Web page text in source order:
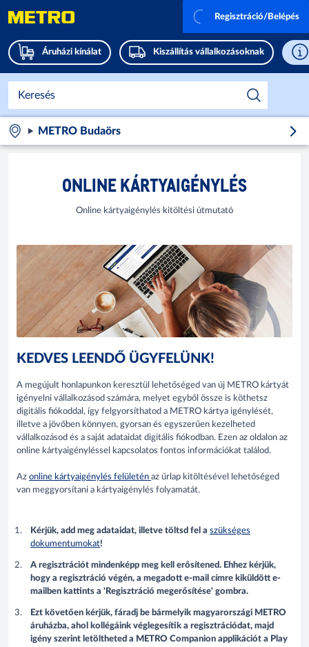
Áruházi kínálat Kiszállítás vállalkozásoknak
Regisztráció/Belépés
METRO Budaörs
ONLINE KÁRTYAIGÉNYLÉS
Online kártyaigénylés kitöltési útmutató
KEDVES LEENDŐ ÜGYFELÜNK!
A megújult honlapunkon keresztül lehetőséged van új METRO kártyát
igényelni vállalkozásod számára, melyet egyből össze is köthetsz
digitális fiókoddal, így felgyorsíthatod a METRO kártya igénylését,
illetve a jövőben könnyen, gyorsan és egyszerűen kezelheted
vállalkozásod és a saját adataidat digitális fiókodban. Ezen az oldalon az
online kártyaigényléssel kapcsolatos fontos információkat találod.
Az online kártyaigénylés felületén az űrlap kitöltésével lehetőséged
van meggyorsítani a kártyaigénylés folyamatát.
Kérjük, add meg adataidat, illetve töltsd fel a szükséges
dokumentumokat!
A regisztrációt mindenképp meg kell erősítened. Ehhez kérjük,
hogy a regisztráció végén, a megadott e-mail címre kiküldött e-
mailben kattints a 'Regisztráció megerősítése' gombra.
Ezt követően kérjük, fáradj be bármelyik magyarországi METRO
áruházba, ahol kollégáink véglegesítik a regisztrációdat, majd
igény szerint letöltheted a METRO Companion applikációt a Play